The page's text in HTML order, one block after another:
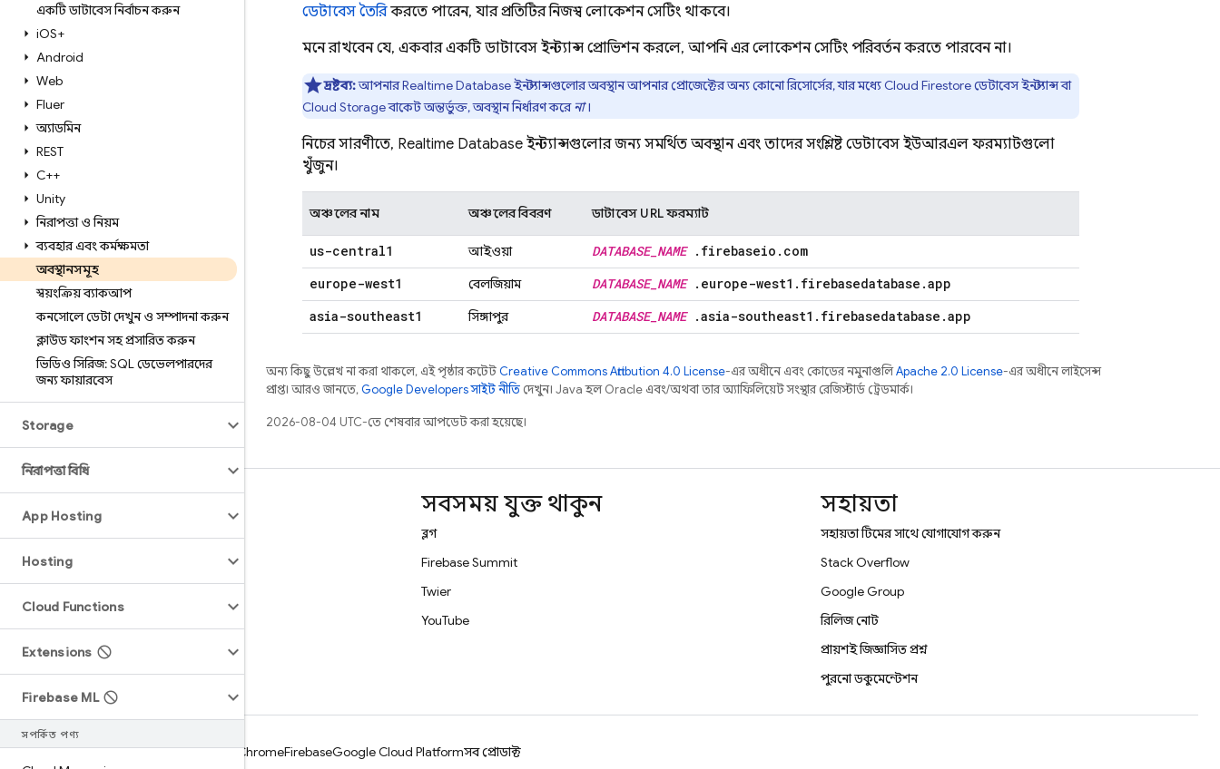
একটি ডাটাবেস নির্বাচন করুন
iOS+
Android
Web
Flutter
অ্যাডমিন
REST
C++
Unity
নিরাপত্তা ও নিয়ম
ব্যবহার এবং কর্মক্ষমতা
অবস্থানসমূহ
স্বয়ংক্রিয় ব্যাকআপ
কনসোলে ডেটা দেখুন ও সম্পাদনা করুন
ক্লাউড ফাংশন সহ প্রসারিত করুন
ভিডিও সিরিজ: SQL ডেভেলপারদের
জন্য ফায়ারবেস
Storage
নিরাপত্তা বিধি
App Hosting
Hosting
Cloud Functions
Extensions
Firebase ML
সম্পর্কিত পণ্য
ডেটাবেস তৈরিকরতে পারেন, যার প্রতিটির নিজস্ব লোকেশন সেটিং থাকবে।
মনে রাখবেন যে, একবার একটি ডাটাবেস ইনস্ট্যান্স প্রোভিশন করলে, আপনি এর লোকেশন সেটিং পরিবর্তন করতে পারবেন না।
দ্রষ্টব্য:আপনারRealtime Databaseইনস্ট্যান্সগুলোর অবস্থান আপনার প্রোজেক্টের অন্য কোনো রিসোর্সের, যার মধ্যে Cloud Firestoreডেটাবেস ইনস্ট্যান্স বা
Cloud Storageবাকেট অন্তর্ভুক্ত, অবস্থান নির্ধারণ করেনা।
নিচের সারণীতে, Realtime Database ইনস্ট্যান্সগুলোর জন্য সমর্থিত অবস্থান এবং তাদের সংশ্লিষ্ট ডেটাবেস ইউআরএল ফরম্যাটগুলো
খুঁজুন।
অঞ্চলের নাম অঞ্চলের বিবরণ ডাটাবেস URL ফরম্যাট
us-central1 আইওয়া DATABASE_ NAME . firebaseio . com
europe-west1
বেলজিয়াম DATABASE_ NAME . europe-west1 . firebasedatabase .app
asia-southeast1
সিঙ্গাপুর DATABASE_ NAME .asia-southeast1 . firebasedatabase .app
অন্য কিছু উল্লেখ না করা থাকলে, এই পৃষ্ঠার কন্টেন্টCreative Commons Attribution 4.0 License-এর অধীনে এবং কোডের নমুনাগুলিApache 2.0 License-এর অধীনে লাইসেন্স
প্রাপ্ত। আরও জানতে,Google Developers সাইট নীতি দেখুন। Java হল Oracle এবং/অথবা তার অ্যাফিলিয়েট সংস্থার রেজিস্টার্ড ট্রেডমার্ক।
2026-08-04 UTC-তে শেষবার আপডেট করা হয়েছে।
শিখুন
রেফারেন্স
GitHub
সবসময় যুক্ত থাকুন
ব্লগ
Firebase Summit
Twitter
YouTube
সহায়তা
সহায়তা টিমের সাথে যোগাযোগ করুন
Stack Overflow
Google Group
রিলিজ নোট
প্রায়শই জিজ্ঞাসিত প্রশ্ন
পুরনো ডকুমেন্টেশন
AndroidChromeFirebaseGoogle Cloud Platformসব প্রোডাক্ট